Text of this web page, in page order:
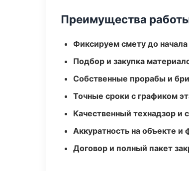
Преимущества
Фиксируем смету до начала
Подбор и закупка
Собственные прорабы и
Точные сроки с графиком
Качественный технадзор и
Аккуратность на объекте и
Договор и полный пакет